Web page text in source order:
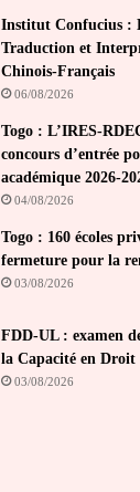
Institut Confucius :
Traduction et
Chinois-Français
06/08/2026
Togo : L’IRES-
concours d’entrée
académique 2026-
04/08/2026
Togo : 160 écoles
fermeture pour la
03/08/2026
FDD-UL : examen
la Capacité en Droit
03/08/2026